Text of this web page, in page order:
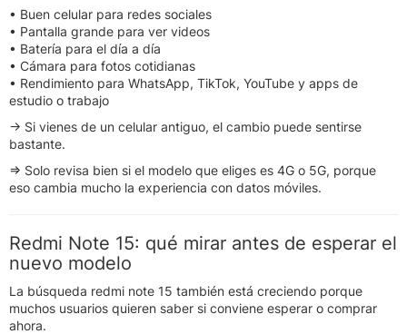
• Buen celular para redes sociales
• Pantalla grande para ver videos
• Batería para el día a día
• Cámara para fotos cotidianas
• Rendimiento para WhatsApp, TikTok, YouTube y apps de
estudio o trabajo
→ Si vienes de un celular antiguo, el cambio puede sentirse
bastante.
⇒ Solo revisa bien si el modelo que eliges es 4G o 5G, porque
eso cambia mucho la experiencia con datos móviles.
Redmi Note 15: qué mirar antes de esperar el
nuevo modelo
La búsqueda redmi note 15 también está creciendo porque
muchos usuarios quieren saber si conviene esperar o comprar
ahora.